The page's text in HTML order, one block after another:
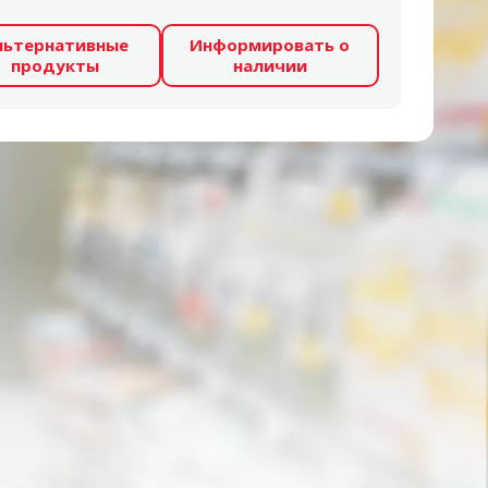
продукты
Информировать о
наличии